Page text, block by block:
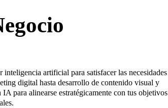
artificial para satisfacer las necesidades
digital hasta desarrollo de contenido visual y
para alinearse estratégicamente con tus objetivos